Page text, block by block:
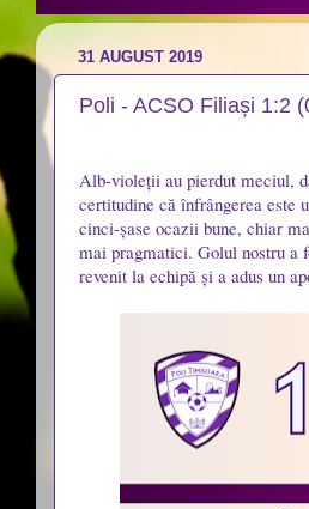
31 AUGUST 2019
Poli - ACSO Filiași 1:2
Alb-violeții au pierdut meciul,
certitudine că înfrângerea este
cinci-șase ocazii bune, chiar
mai pragmatici. Golul nostru a
revenit la echipă și a adus un